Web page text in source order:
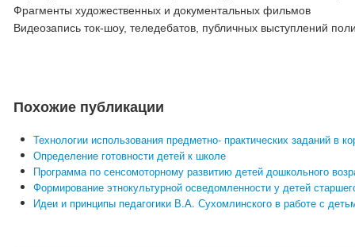
Фрагменты художественных и документальных фильмов
Видеозапись ток-шоу, теледебатов, публичных выступлений
Похожие публикации
Технологии использования предметно- практических заданий в
Определение готовности детей к школе
Программа по сенсомоторному развитию детей дошкольного
Формирование этнокультурной осведомленности у детей
Идеи и принципы педагогики В.А. Сухомлинского в работе с